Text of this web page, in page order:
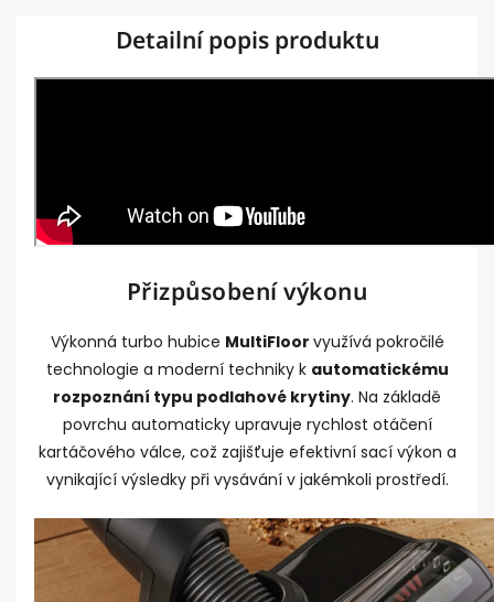
Detailní popis produktu
Přizpůsobení výkonu
Výkonná turbo hubice MultiFloor využívá pokročilé
technologie a moderní techniky k automatickému
rozpoznání typu podlahové krytiny. Na základě
povrchu automaticky upravuje rychlost otáčení
kartáčového válce, což zajišťuje efektivní sací výkon a
vynikající výsledky při vysávání v jakémkoli prostředí.